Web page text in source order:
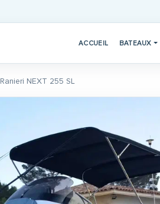
ACCUEIL BATEAUX
Ranieri NEXT 255 SL